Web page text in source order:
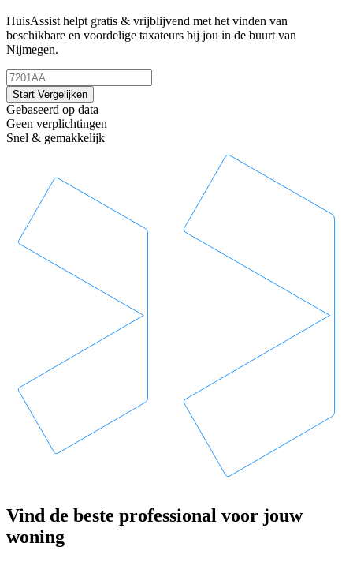
HuisAssist helpt gratis & vrijblijvend met het vinden van
beschikbare en voordelige taxateurs bij jou in de buurt van
Nijmegen.
Start Vergelijken
Gebaseerd op data
Geen verplichtingen
Snel & gemakkelijk
Vind de beste professional voor jouw
woning